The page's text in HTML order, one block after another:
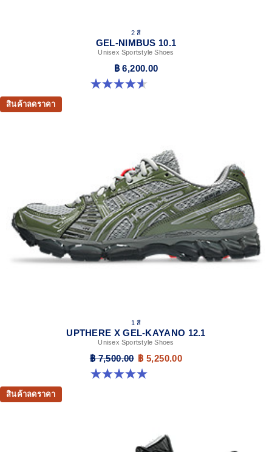
2 สี
GEL-NIMBUS 10.1
Unisex Sportstyle Shoes
฿ 6,200.00
4.6 จาก 5 ดาว 30 รีวิว
สินค้าลดราคา
1 สี
UPTHERE X GEL-KAYANO 12.1
Unisex Sportstyle Shoes
฿ 7,500.00 ฿ 5,250.00
5.0 จาก 5 ดาว 1 รีวิว
สินค้าลดราคา